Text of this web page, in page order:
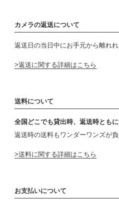
カメラの返送について
返送日の当日中にお手元から離れれ
返送に関する詳細はこちら
送料について
全国どこでも貸出時、返送時ともに
返送時の送料もワンダーワンズが
送料に関する詳細はこちら
お支払いについて